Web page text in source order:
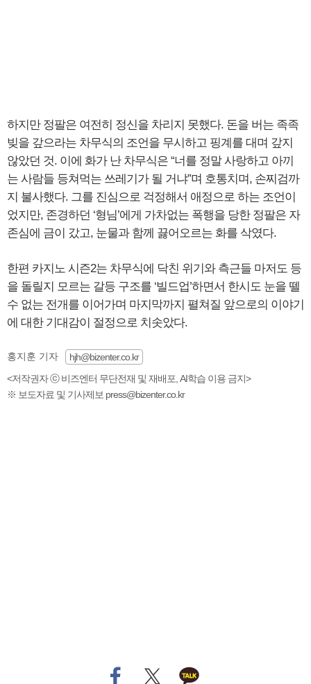
하지만 정팔은 여전히 정신을 차리지 못했다. 돈을 버는 족족
빚을 갚으라는 차무식의 조언을 무시하고 핑계를 대며 갚지
않았던 것. 이에 화가 난 차무식은 “너를 정말 사랑하고 아끼
는 사람들 등쳐먹는 쓰레기가 될 거냐”며 호통치며, 손찌검까
지 불사했다. 그를 진심으로 걱정해서 애정으로 하는 조언이
었지만, 존경하던 ‘형님’에게 가차없는 폭행을 당한 정팔은 자
존심에 금이 갔고, 눈물과 함께 끓어오르는 화를 삭였다.
한편 카지노 시즌2는 차무식에 닥친 위기와 측근들 마저도 등
을 돌릴지 모르는 갈등 구조를 ‘빌드업’하면서 한시도 눈을 뗄
수 없는 전개를 이어가며 마지막까지 펼쳐질 앞으로의 이야기
에 대한 기대감이 절정으로 치솟았다.
홍지훈 기자
hjh@bizenter.co.kr
<저작권자 ⓒ 비즈엔터 무단전재 및 재배포, AI학습 이용 금지>
※ 보도자료 및 기사제보 press@bizenter.co.kr